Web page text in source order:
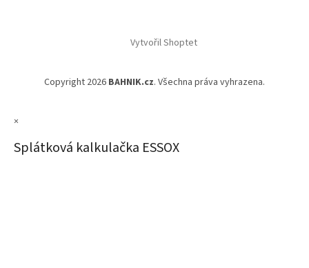
Vytvořil Shoptet
Copyright 2026 BAHNIK.cz. Všechna práva vyhrazena.
×
Splátková kalkulačka ESSOX